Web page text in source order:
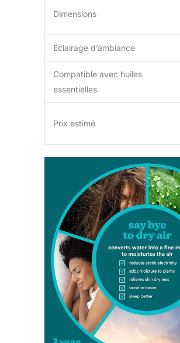
Dimensions
Éclairage d’ambiance
Compatible avec huiles
essentielles
Prix estimé